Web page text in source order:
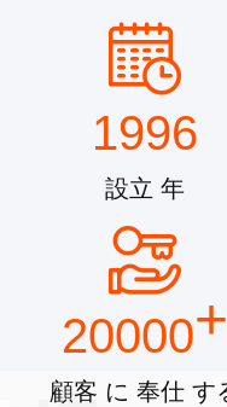
1996
設立 年
20000+
顧客 に 奉仕 す